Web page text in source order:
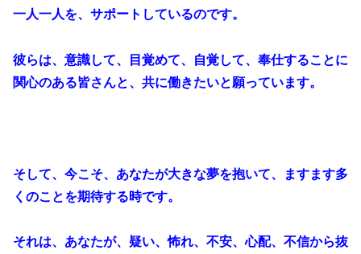
一人一人を、サポートしているのです。
彼らは、意識して、目覚めて、自覚して、奉仕することに
関心のある皆さんと、共に働きたいと願っています。
そして、今こそ、あなたが大きな夢を抱いて、ますます多
くのことを期待する時です。
それは、あなたが、疑い、怖れ、不安、心配、不信から抜